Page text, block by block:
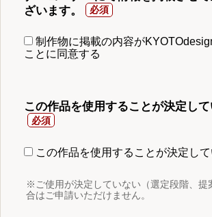
ざいます。
制作物に掲載の内容が
ことに同意する
この作品を使用することが決定して
この作品を使用することが決定して
※ご使用が決定していない（選定段階、提
合はご申請いただけません。